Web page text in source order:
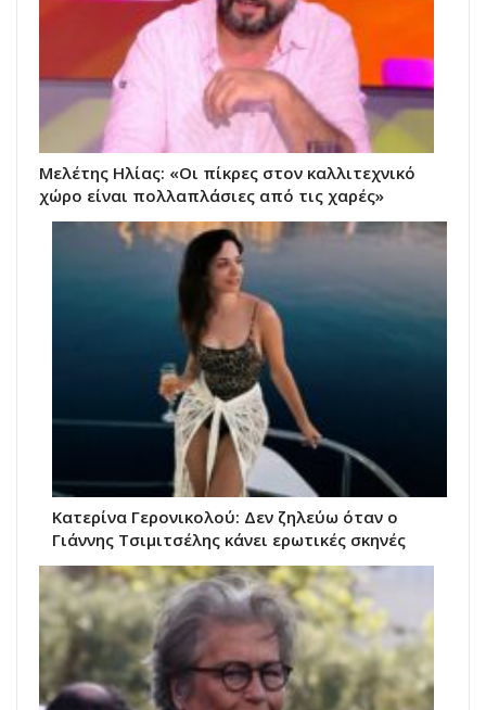
Μελέτης Ηλίας: «Οι πίκρες στον καλλιτεχνικό
χώρο είναι πολλαπλάσιες από τις χαρές»
Κατερίνα Γερονικολού: Δεν ζηλεύω όταν ο
Γιάννης Τσιμιτσέλης κάνει ερωτικές σκηνές